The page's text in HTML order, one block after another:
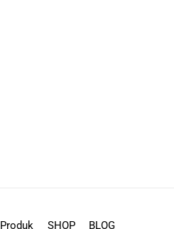
Produk SHOP BLOG